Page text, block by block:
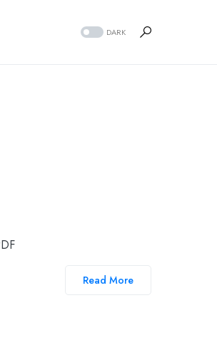
DARK
Read More